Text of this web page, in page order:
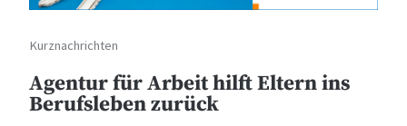
Kurznachrichten
Agentur für Arbeit hilft Eltern ins
Berufsleben zurück